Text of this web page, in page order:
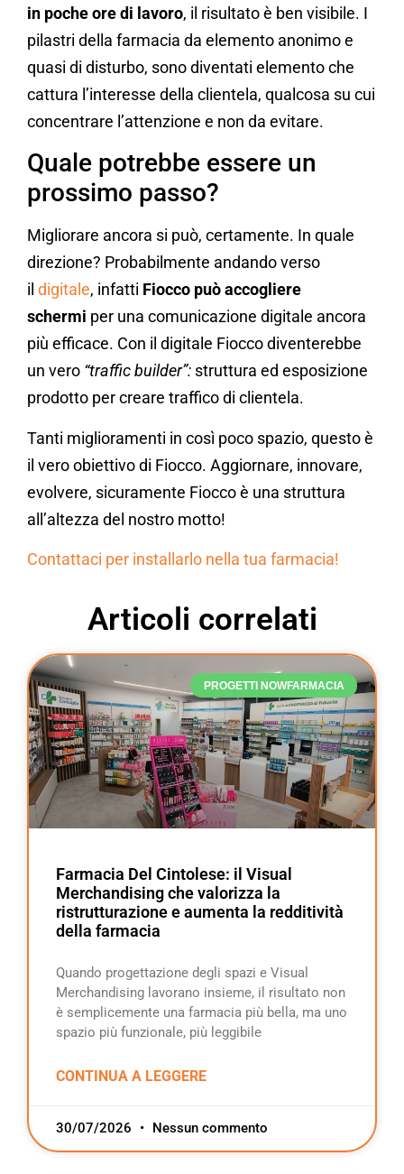
in poche ore di lavoro, il risultato è ben visibile. I
pilastri della farmacia da elemento anonimo e
quasi di disturbo, sono diventati elemento che
cattura l’interesse della clientela, qualcosa su cui
concentrare l’attenzione e non da evitare.
Quale potrebbe essere un
prossimo passo?
Migliorare ancora si può, certamente. In quale
direzione? Probabilmente andando verso
il digitale, infatti Fiocco può accogliere
schermi per una comunicazione digitale ancora
più efficace. Con il digitale Fiocco diventerebbe
un vero “traffic builder”: struttura ed esposizione
prodotto per creare traffico di clientela.
Tanti miglioramenti in così poco spazio, questo è
il vero obiettivo di Fiocco. Aggiornare, innovare,
evolvere, sicuramente Fiocco è una struttura
all’altezza del nostro motto!
Contattaci per installarlo nella tua farmacia!
Articoli correlati
PROGETTI NOWFARMACIA
Farmacia Del Cintolese: il Visual
Merchandising che valorizza la
ristrutturazione e aumenta la redditività
della farmacia
Quando progettazione degli spazi e Visual
Merchandising lavorano insieme, il risultato non
è semplicemente una farmacia più bella, ma uno
spazio più funzionale, più leggibile
CONTINUA A LEGGERE
30/07/2026 Nessun commento